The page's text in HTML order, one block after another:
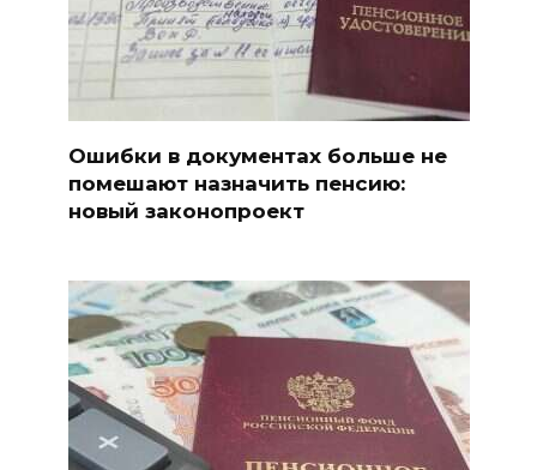
Ошибки в документах больше не
помешают назначить пенсию:
новый законопроект